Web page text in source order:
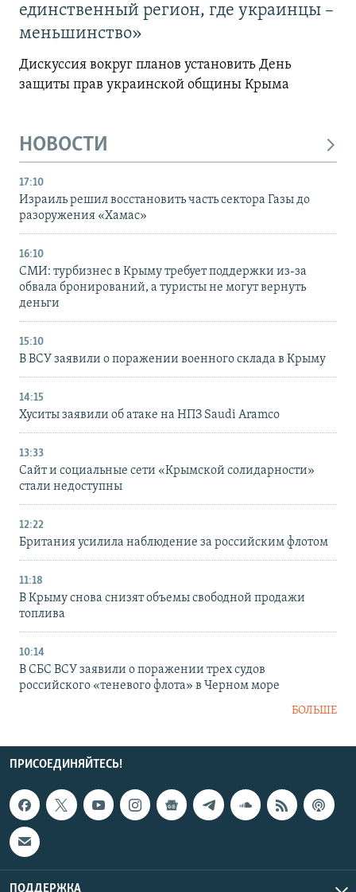
единственный регион, где украинцы –
меньшинство»
Дискуссия вокруг планов установить День
защиты прав украинской общины Крыма
НОВОСТИ
17:10
Израиль решил восстановить часть сектора Газы до
разоружения «Хамас»
16:10
СМИ: турбизнес в Крыму требует поддержки из-за
обвала бронирований, а туристы не могут вернуть
деньги
15:10
В ВСУ заявили о поражении военного склада в Крыму
14:15
Хуситы заявили об атаке на НПЗ Saudi Aramco
13:33
Сайт и социальные сети «Крымской солидарности»
стали недоступны
12:22
Британия усилила наблюдение за российским флотом
11:18
В Крыму снова снизят объемы свободной продажи
топлива
10:14
В СБС ВСУ заявили о поражении трех судов
российского «теневого флота» в Черном море
БОЛЬШЕ
ПРИСОЕДИНЯЙТЕСЬ!
ПОДДЕРЖКА